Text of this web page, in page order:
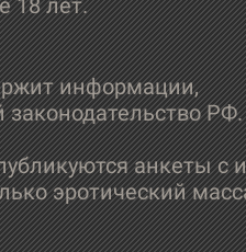
информации,
РФ.
анкеты с
эротический